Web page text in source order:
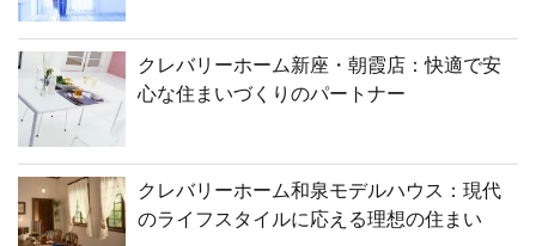
クレバリーホーム新座・朝霞店：快適で安
心な住まいづくりのパートナー
クレバリーホーム和泉モデルハウス：現代
のライフスタイルに応える理想の住まい